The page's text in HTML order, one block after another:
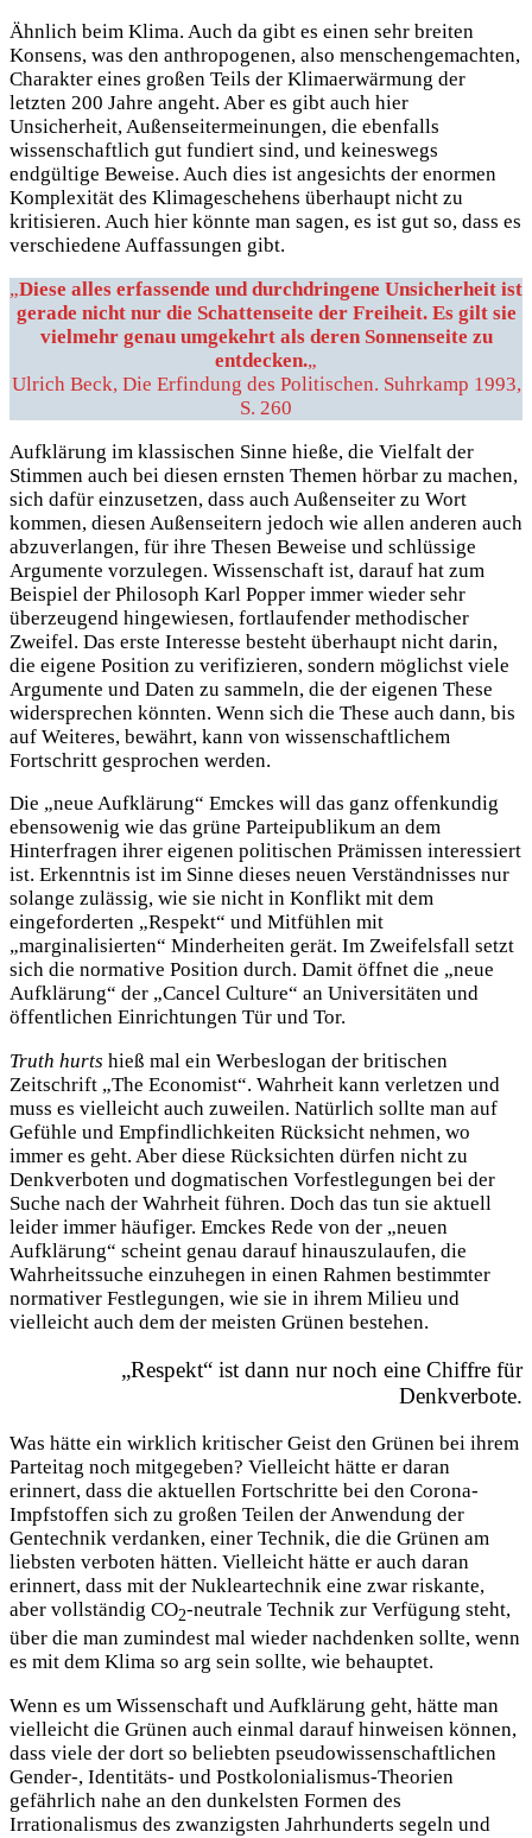
Ähnlich beim Klima. Auch da gibt es einen sehr breiten
Konsens, was den anthropogenen, also menschengemachten,
Charakter eines großen Teils der Klimaerwärmung der
letzten 200 Jahre angeht. Aber es gibt auch hier
Unsicherheit, Außenseitermeinungen, die ebenfalls
wissenschaftlich gut fundiert sind, und keineswegs
endgültige Beweise. Auch dies ist angesichts der enormen
Komplexität des Klimageschehens überhaupt nicht zu
kritisieren. Auch hier könnte man sagen, es ist gut so, dass es
verschiedene Auffassungen gibt.
„Diese alles erfassende und durchdringene Unsicherheit ist
gerade nicht nur die Schattenseite der Freiheit. Es gilt sie
vielmehr genau umgekehrt als deren Sonnenseite zu
entdecken.„
Ulrich Beck, Die Erfindung des Politischen. Suhrkamp 1993,
S. 260
Aufklärung im klassischen Sinne hieße, die Vielfalt der
Stimmen auch bei diesen ernsten Themen hörbar zu machen,
sich dafür einzusetzen, dass auch Außenseiter zu Wort
kommen, diesen Außenseitern jedoch wie allen anderen auch
abzuverlangen, für ihre Thesen Beweise und schlüssige
Argumente vorzulegen. Wissenschaft ist, darauf hat zum
Beispiel der Philosoph Karl Popper immer wieder sehr
überzeugend hingewiesen, fortlaufender methodischer
Zweifel. Das erste Interesse besteht überhaupt nicht darin,
die eigene Position zu verifizieren, sondern möglichst viele
Argumente und Daten zu sammeln, die der eigenen These
widersprechen könnten. Wenn sich die These auch dann, bis
auf Weiteres, bewährt, kann von wissenschaftlichem
Fortschritt gesprochen werden.
Die „neue Aufklärung“ Emckes will das ganz offenkundig
ebensowenig wie das grüne Parteipublikum an dem
Hinterfragen ihrer eigenen politischen Prämissen interessiert
ist. Erkenntnis ist im Sinne dieses neuen Verständnisses nur
solange zulässig, wie sie nicht in Konflikt mit dem
eingeforderten „Respekt“ und Mitfühlen mit
„marginalisierten“ Minderheiten gerät. Im Zweifelsfall setzt
sich die normative Position durch. Damit öffnet die „neue
Aufklärung“ der „Cancel Culture“ an Universitäten und
öffentlichen Einrichtungen Tür und Tor.
Truth hurts hieß mal ein Werbeslogan der britischen
Zeitschrift „The Economist“. Wahrheit kann verletzen und
muss es vielleicht auch zuweilen. Natürlich sollte man auf
Gefühle und Empfindlichkeiten Rücksicht nehmen, wo
immer es geht. Aber diese Rücksichten dürfen nicht zu
Denkverboten und dogmatischen Vorfestlegungen bei der
Suche nach der Wahrheit führen. Doch das tun sie aktuell
leider immer häufiger. Emckes Rede von der „neuen
Aufklärung“ scheint genau darauf hinauszulaufen, die
Wahrheitssuche einzuhegen in einen Rahmen bestimmter
normativer Festlegungen, wie sie in ihrem Milieu und
vielleicht auch dem der meisten Grünen bestehen.
„Respekt“ ist dann nur noch eine Chiffre für
Denkverbote.
Was hätte ein wirklich kritischer Geist den Grünen bei ihrem
Parteitag noch mitgegeben? Vielleicht hätte er daran
erinnert, dass die aktuellen Fortschritte bei den Corona-
Impfstoffen sich zu großen Teilen der Anwendung der
Gentechnik verdanken, einer Technik, die die Grünen am
liebsten verboten hätten. Vielleicht hätte er auch daran
erinnert, dass mit der Nukleartechnik eine zwar riskante,
aber vollständig CO2-neutrale Technik zur Verfügung steht,
über die man zumindest mal wieder nachdenken sollte, wenn
es mit dem Klima so arg sein sollte, wie behauptet.
Wenn es um Wissenschaft und Aufklärung geht, hätte man
vielleicht die Grünen auch einmal darauf hinweisen können,
dass viele der dort so beliebten pseudowissenschaftlichen
Gender-, Identitäts- und Postkolonialismus-Theorien
gefährlich nahe an den dunkelsten Formen des
Irrationalismus des zwanzigsten Jahrhunderts segeln und